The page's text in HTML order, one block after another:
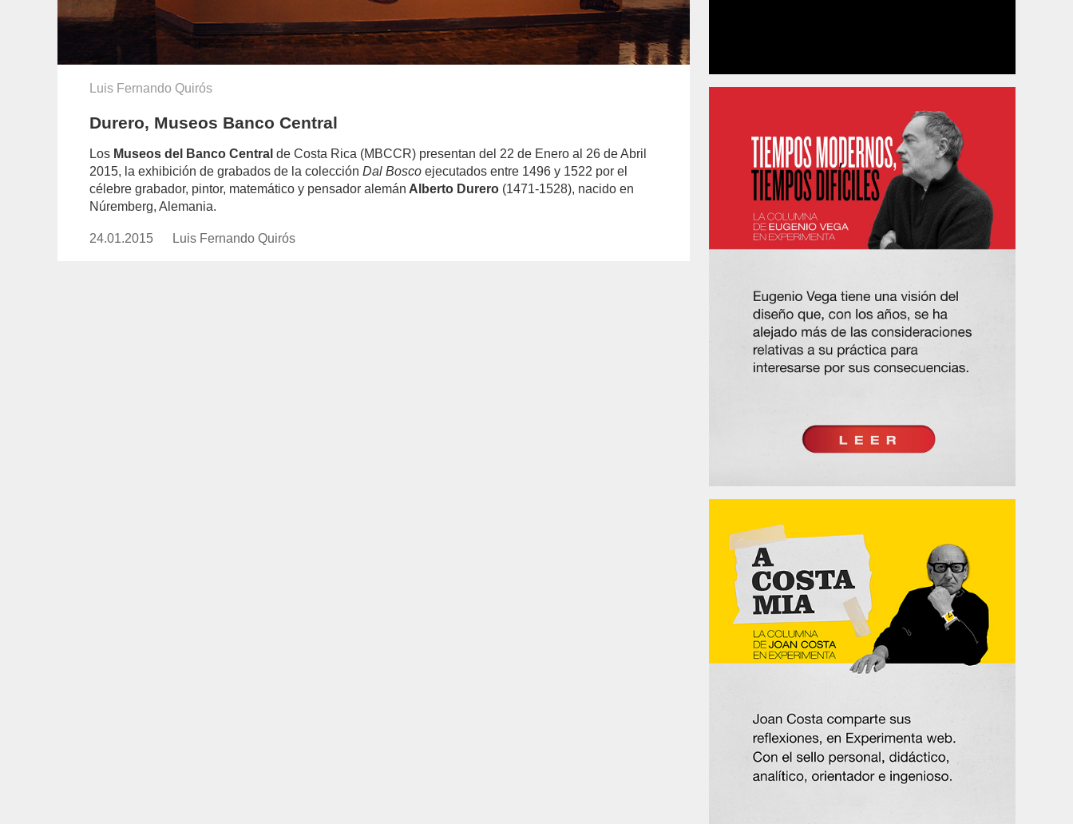
Luis Fernando Quirós
Durero, Museos Banco Central
LosMuseos del Banco Central de Costa Rica (MBCCR) presentan del 22 de Enero al 26 de Abril
2015, la exhibición de grabados de la colección Dal Boscoejecutados entre 1496 y 1522 por el
célebre grabador, pintor, matemático y pensador alemán Alberto Durero(1471-1528), nacido en
Núremberg, Alemania.
Publicado
24.01.2015
https://www.experimenta.es/author/luis-
Luis Fernando Quirós